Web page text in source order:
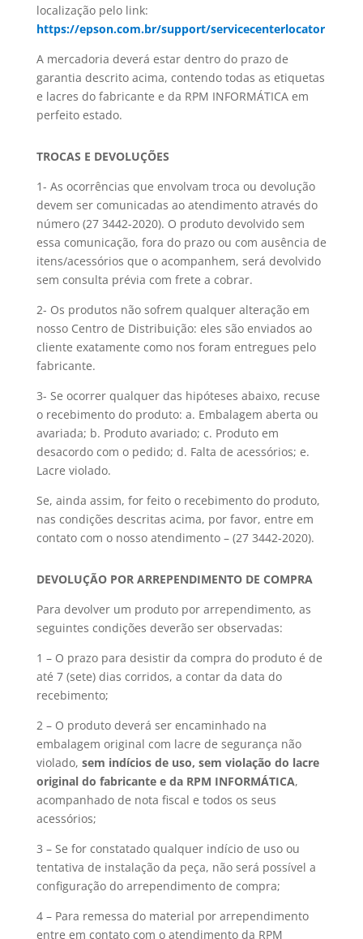
localização pelo link:
https://epson.com.br/support/servicecenterlocator
A mercadoria deverá estar dentro do prazo de
garantia descrito acima, contendo todas as etiquetas
e lacres do fabricante e da RPM INFORMÁTICA em
perfeito estado.
TROCAS E DEVOLUÇÕES
1- As ocorrências que envolvam troca ou devolução
devem ser comunicadas ao atendimento através do
número (27 3442-2020). O produto devolvido sem
essa comunicação, fora do prazo ou com ausência de
itens/acessórios que o acompanhem, será devolvido
sem consulta prévia com frete a cobrar.
2- Os produtos não sofrem qualquer alteração em
nosso Centro de Distribuição: eles são enviados ao
cliente exatamente como nos foram entregues pelo
fabricante.
3- Se ocorrer qualquer das hipóteses abaixo, recuse
o recebimento do produto: a. Embalagem aberta ou
avariada; b. Produto avariado; c. Produto em
desacordo com o pedido; d. Falta de acessórios; e.
Lacre violado.
Se, ainda assim, for feito o recebimento do produto,
nas condições descritas acima, por favor, entre em
contato com o nosso atendimento – (27 3442-2020).
DEVOLUÇÃO POR ARREPENDIMENTO DE COMPRA
Para devolver um produto por arrependimento, as
seguintes condições deverão ser observadas:
1 – O prazo para desistir da compra do produto é de
até 7 (sete) dias corridos, a contar da data do
recebimento;
2 – O produto deverá ser encaminhado na
embalagem original com lacre de segurança não
violado, sem indícios de uso, sem violação do lacre
original do fabricante e da RPM INFORMÁTICA,
acompanhado de nota fiscal e todos os seus
acessórios;
3 – Se for constatado qualquer indício de uso ou
tentativa de instalação da peça, não será possível a
configuração do arrependimento de compra;
4 – Para remessa do material por arrependimento
entre em contato com o atendimento da RPM